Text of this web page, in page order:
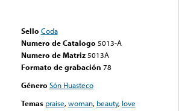
Sello Coda
Numero de Catalogo 5013-A
Numero de Matriz 5013A
Formato de grabación 78
Género Són Huasteco
Temas praise,woman, beauty, love